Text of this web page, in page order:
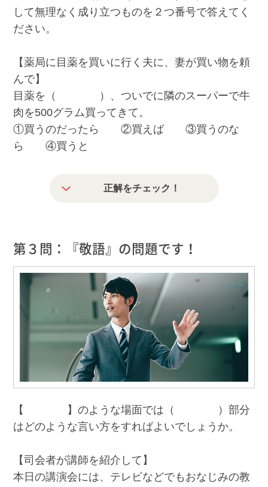
して無理なく成り立つものを２つ番号で答えてく
ださい。
【薬局に目薬を買いに行く夫に、妻が買い物を頼
んで】
目薬を（ ）、ついでに隣のスーパーで牛
肉を500グラム買ってきて。
①買うのだったら ②買えば ③買うのな
ら ④買うと
正解をチェック！
第３問：『敬語』の問題です！
【 】のような場面では（ ）部分
はどのような言い方をすればよいでしょうか。
【司会者が講師を紹介して】
本日の講演会には、テレビなどでもおなじみの教